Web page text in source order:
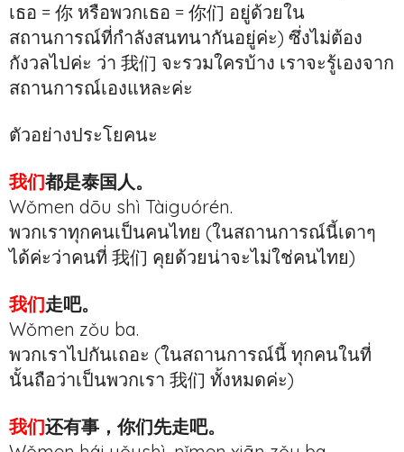
เธอ = 你 หรือพวกเธอ = 你们 อยู่ด้วยใน
สถานการณ์ที่กำลังสนทนากันอยู่ค่ะ) ซึ่งไม่ต้อง
กังวลไปค่ะ ว่า 我们 จะรวมใครบ้าง เราจะรู้เองจาก
สถานการณ์เองแหละค่ะ
ตัวอย่างประโยคนะ
我们都是泰国人。
Wǒmen dōu shì Tàiguórén.
พวกเราทุกคนเป็นคนไทย (ในสถานการณ์นี้เดาๆ
ได้ค่ะว่าคนที่ 我们 คุยด้วยน่าจะไม่ใช่คนไทย)
我们走吧。
Wǒmen zǒu ba.
พวกเราไปกันเถอะ (ในสถานการณ์นี้ ทุกคนในที่
นั้นถือว่าเป็นพวกเรา 我们 ทั้งหมดค่ะ)
我们还有事，你们先走吧。